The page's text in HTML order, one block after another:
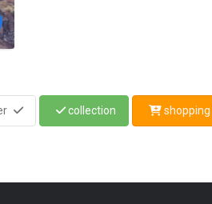
collection